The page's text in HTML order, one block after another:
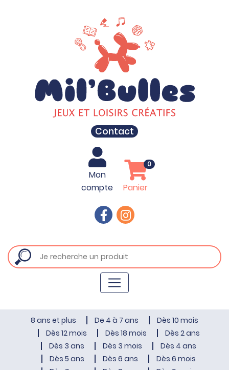
Contact
Mon
compte
Panier
0
8 ans et plus De 4 à 7 ans
Dès 10 mois
Dès 12 mois
Dès 18 mois
Dès 2 ans
Dès 3 ans
Dès 3 mois
Dès 4 ans
Dès 5 ans
Dès 6 ans
Dès 6 mois